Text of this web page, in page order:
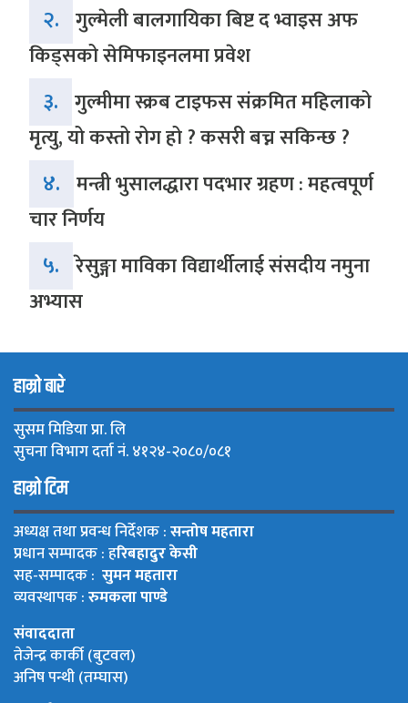
२. गुल्मेली बालगायिका बिष्ट द भ्वाइस अफ
किड्सको सेमिफाइनलमा प्रवेश
३. गुल्मीमा स्क्रब टाइफस संक्रमित महिलाको
मृत्यु, यो कस्तो रोग हो ? कसरी बच्न सकिन्छ ?
४. मन्त्री भुसालद्धारा पदभार ग्रहण : महत्वपूर्ण
चार निर्णय
५. रेसुङ्गा माविका विद्यार्थीलाई संसदीय नमुना
अभ्यास
हाम्रो बारे
सुसम मिडिया प्रा. लि
सुचना विभाग दर्ता नं. ४१२४-२०८०/०८१
हाम्रो टिम
अध्यक्ष तथा प्रवन्ध निर्देशक :सन्तोष महतारा
प्रधान सम्पादक : हरिबहादुर केसी
सह-सम्पादक : सुमन महतारा
व्यवस्थापक :रुमकला पाण्डे
संवाददाता
तेजेन्द्र कार्की (बुटवल)
अनिष पन्थी (तम्घास)